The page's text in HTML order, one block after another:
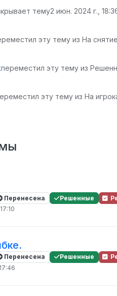
тему2 июн. 2024 г.,
эту тему из На
переместил эту тему из
эту тему из На
Перенесена Решенные
Перенесена Решенные